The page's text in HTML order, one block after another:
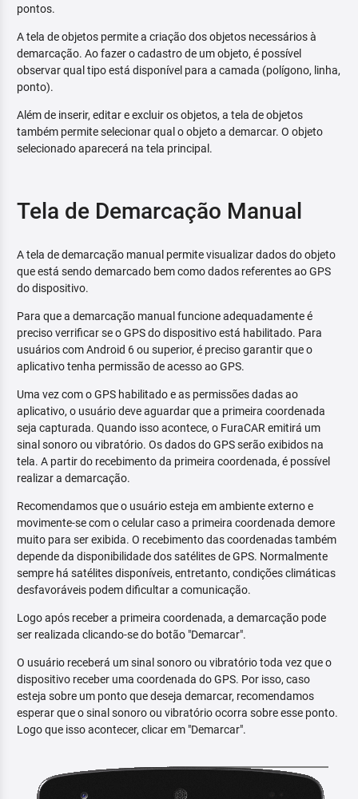
pontos.
A tela de objetos permite a criação dos objetos necessários à
demarcação. Ao fazer o cadastro de um objeto, é possível
observar qual tipo está disponível para a camada (polígono, linha,
ponto).
Além de inserir, editar e excluir os objetos, a tela de objetos
também permite selecionar qual o objeto a demarcar. O objeto
selecionado aparecerá na tela principal.
Tela de Demarcação Manual
A tela de demarcação manual permite visualizar dados do objeto
que está sendo demarcado bem como dados referentes ao GPS
do dispositivo.
Para que a demarcação manual funcione adequadamente é
preciso verrificar se o GPS do dispositivo está habilitado. Para
usuários com Android 6 ou superior, é preciso garantir que o
aplicativo tenha permissão de acesso ao GPS.
Uma vez com o GPS habilitado e as permissões dadas ao
aplicativo, o usuário deve aguardar que a primeira coordenada
seja capturada. Quando isso acontece, o FuraCAR emitirá um
sinal sonoro ou vibratório. Os dados do GPS serão exibidos na
tela. A partir do recebimento da primeira coordenada, é possível
realizar a demarcação.
Recomendamos que o usuário esteja em ambiente externo e
movimente-se com o celular caso a primeira coordenada demore
muito para ser exibida. O recebimento das coordenadas também
depende da disponibilidade dos satélites de GPS. Normalmente
sempre há satélites disponíveis, entretanto, condições climáticas
desfavoráveis podem dificultar a comunicação.
Logo após receber a primeira coordenada, a demarcação pode
ser realizada clicando-se do botão "Demarcar".
O usuário receberá um sinal sonoro ou vibratório toda vez que o
dispositivo receber uma coordenada do GPS. Por isso, caso
esteja sobre um ponto que deseja demarcar, recomendamos
esperar que o sinal sonoro ou vibratório ocorra sobre esse ponto.
Logo que isso acontecer, clicar em "Demarcar".